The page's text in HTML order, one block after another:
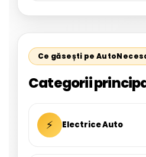
Ce găsești pe
Categorii
⚡ Electrice Auto